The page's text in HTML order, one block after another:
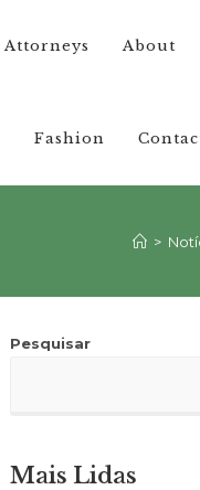
Attorneys About
Fashion
>
Pesquisar
Mais Lidas